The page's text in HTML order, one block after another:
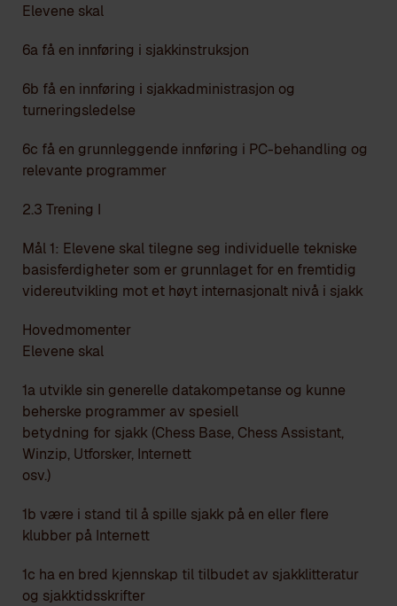
Elevene skal
6a få en innføring i sjakkinstruksjon
6b få en innføring i sjakkadministrasjon og
turneringsledelse
6c få en grunnleggende innføring i PC-behandling og
relevante programmer
2.3 Trening I
Mål 1: Elevene skal tilegne seg individuelle tekniske
basisferdigheter som er grunnlaget for en fremtidig
videreutvikling mot et høyt internasjonalt nivå i sjakk
Hovedmomenter
Elevene skal
1a utvikle sin generelle datakompetanse og kunne
beherske programmer av spesiell
betydning for sjakk (Chess Base, Chess Assistant,
Winzip, Utforsker, Internett
osv.)
1b være i stand til å spille sjakk på en eller flere
klubber på Internett
1c ha en bred kjennskap til tilbudet av sjakklitteratur
og sjakktidsskrifter